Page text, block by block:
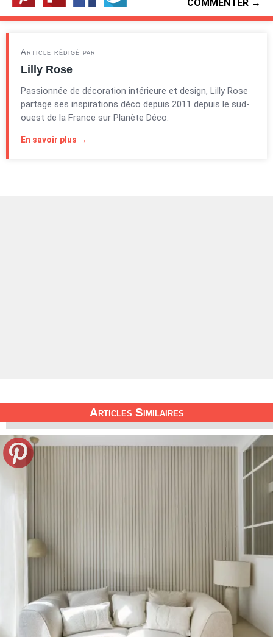
COMMENTER →
Article rédigé par
Lilly Rose
Passionnée de décoration intérieure et design, Lilly Rose
partage ses inspirations déco depuis 2011 depuis le sud-
ouest de la France sur Planète Déco.
En savoir plus →
Articles Similaires